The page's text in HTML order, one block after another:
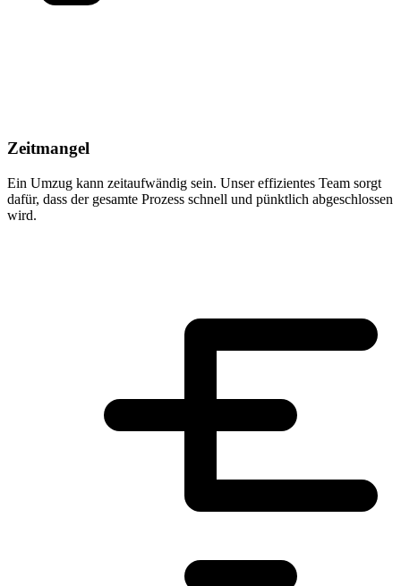
Zeitmangel
Ein Umzug kann zeitaufwändig sein. Unser effizientes Team sorgt
dafür, dass der gesamte Prozess schnell und pünktlich abgeschlossen
wird.